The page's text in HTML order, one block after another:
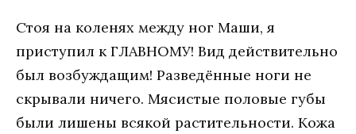
Стоя на коленях между ног Маши, я
приступил к ГЛАВНОМУ! Вид действительно
был возбуждащим! Разведённые ноги не
скрывали ничего. Мясистые половые губы
были лишены всякой растительности. Кожа